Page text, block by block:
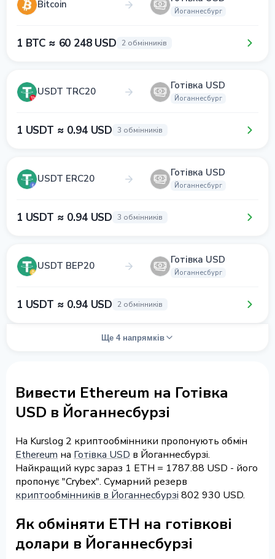
Bitcoin
Йоганнесбург
1 BTC ≈ 60 248 USD 2 обмінників
USDT TRC20 Готівка USD
Йоганнесбург
1 USDT ≈ 0.94 USD 3 обмінників
USDT ERC20 Готівка USD
Йоганнесбург
1 USDT ≈ 0.94 USD 3 обмінників
USDT BEP20 Готівка USD
Йоганнесбург
1 USDT ≈ 0.94 USD 2 обмінників
Ще 4 напрямків
Вивести Ethereum на Готівка
USD в Йоганнесбурзі
На Kurslog 2 криптообмінники пропонують обмін
Ethereum на Готівка USD в Йоганнесбурзі.
Найкращий курс зараз 1 ETH = 1787.88 USD - його
пропонує "Crybex". Сумарний резерв
криптообмінників в Йоганнесбурзі 802 930 USD.
Як обміняти ETH на готівкові
долари в Йоганнесбурзі